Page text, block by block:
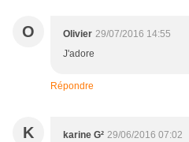
O Olivier 29/07/2016 14:55
J'adore
Répondre
K karine G² 29/06/2016 07:02